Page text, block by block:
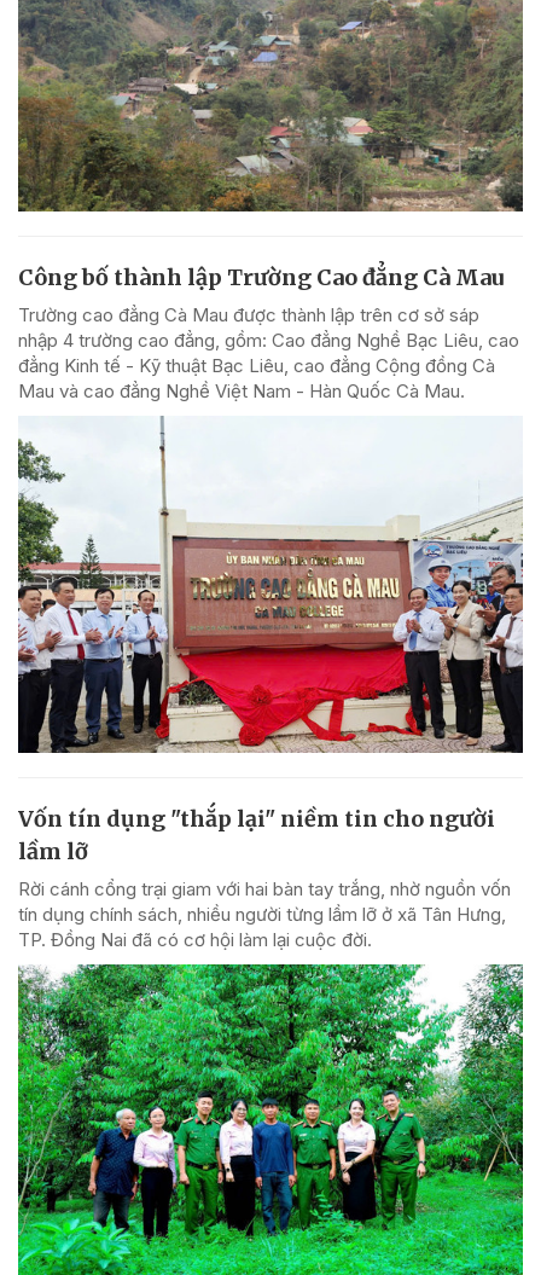
Công bố thành lập Trường Cao đẳng Cà Mau
Trường cao đẳng Cà Mau được thành lập trên cơ sở sáp
nhập 4 trường cao đẳng, gồm: Cao đẳng Nghề Bạc Liêu, cao
đẳng Kinh tế - Kỹ thuật Bạc Liêu, cao đẳng Cộng đồng Cà
Mau và cao đẳng Nghề Việt Nam - Hàn Quốc Cà Mau.
Vốn tín dụng "thắp lại" niềm tin cho người
lầm lỡ
Rời cánh cổng trại giam với hai bàn tay trắng, nhờ nguồn vốn
tín dụng chính sách, nhiều người từng lầm lỡ ở xã Tân Hưng,
TP. Đồng Nai đã có cơ hội làm lại cuộc đời.